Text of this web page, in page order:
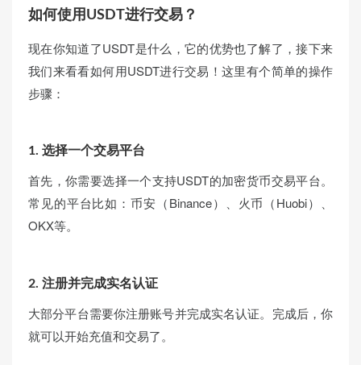
如何使用USDT进行交易？
现在你知道了USDT是什么，它的优势也了解了，接下来
我们来看看如何用USDT进行交易！这里有个简单的操作
步骤：
1. 选择一个交易平台
首先，你需要选择一个支持USDT的加密货币交易平台。
常见的平台比如：币安（Binance）、火币（Huobi）、
OKX等。
2. 注册并完成实名认证
大部分平台需要你注册账号并完成实名认证。完成后，你
就可以开始充值和交易了。